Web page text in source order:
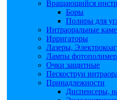
Вращающийся
Боры
Полиры для
Интраоральные
Ирригаторы
Лазеры,
Лампы
Очки защитные
Пескоструи
Принадлежности
Диспенсеры,